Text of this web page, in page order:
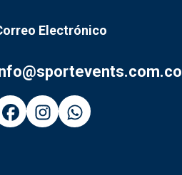
Electrónico